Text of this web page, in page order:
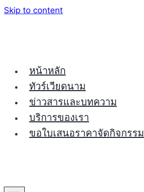
Skip to content
หน้าหลัก
ทัวร์เวียดนาม
ข่าวสารและบทความ
บริการของเรา
ขอใบเสนอราคาจัดกิจกรรม